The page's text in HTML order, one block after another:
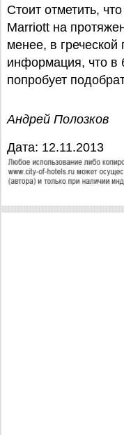
Стоит отметить,
Marriott на
менее, в
информация, что в
попробует
Андрей Полозков
Дата: 12.11.2013